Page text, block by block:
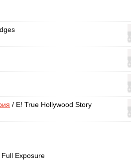
/ E! True Hollywood Story
Exposure